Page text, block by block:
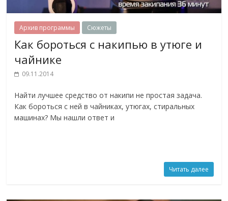
Архив программы Сюжеты
Как бороться с накипью в утюге и
чайнике
09.11.2014
Найти лучшее средство от накипи не простая задача.
Как бороться с ней в чайниках, утюгах, стиральных
машинах? Мы нашли ответ и
Читать далее